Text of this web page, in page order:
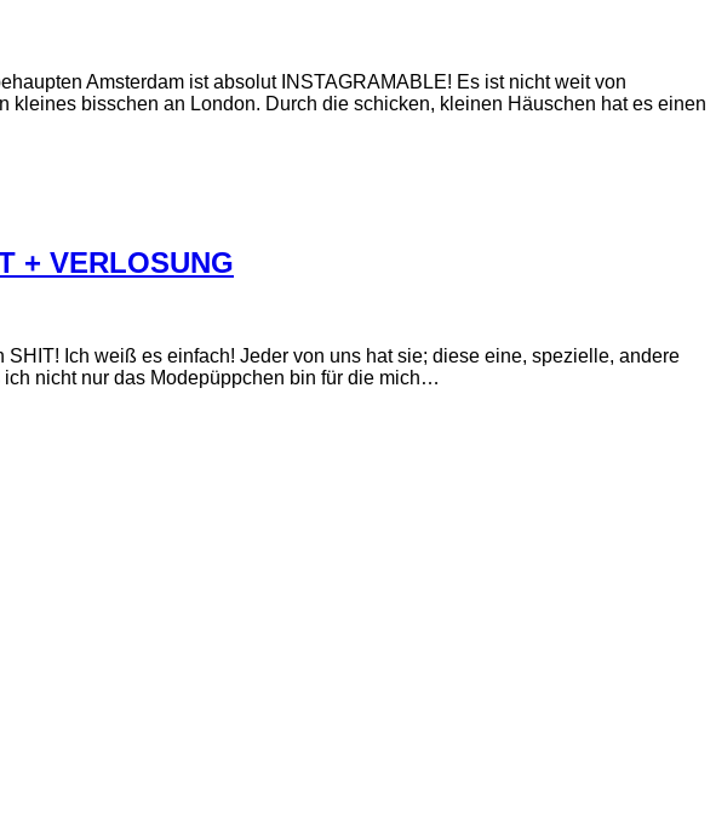
Amsterdam ist absolut INSTAGRAMABLE! Es ist nicht weit von
bisschen an London. Durch die schicken, kleinen Häuschen hat es einen
+ VERLOSUNG
Ich weiß es einfach! Jeder von uns hat sie; diese eine, spezielle, andere
nicht nur das Modepüppchen bin für die mich…